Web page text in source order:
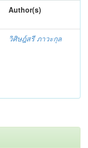
Author(s)
วิศิษฎ์สรี ภาวะกุล